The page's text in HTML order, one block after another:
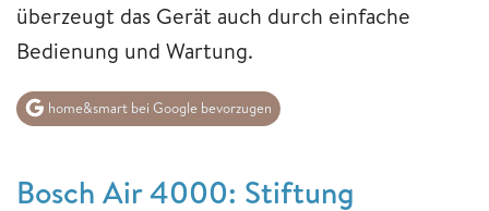
überzeugt das Gerät auch durch einfache
Bedienung und Wartung.
home&smart bei Google bevorzugen
Bosch Air 4000: Stiftung